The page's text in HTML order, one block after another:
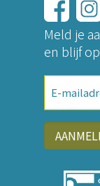
Meld je
en blijf